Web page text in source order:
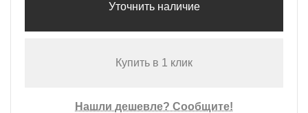
Уточнить наличие
Купить в 1 клик
Нашли дешевле? Сообщите!